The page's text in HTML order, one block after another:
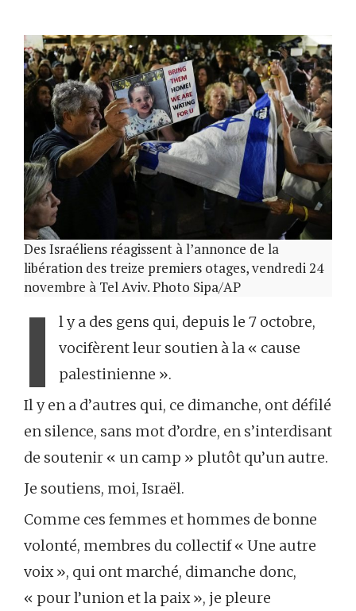
Des Israéliens réagissent à l’annonce de la
libération des treize premiers otages, vendredi 24
novembre à Tel Aviv. Photo Sipa/AP
I
l y a des gens qui, depuis le 7 octobre,
vocifèrent leur soutien à la « cause
palestinienne ».
Il y en a d’autres qui, ce dimanche, ont défilé
en silence, sans mot d’ordre, en s’interdisant
de soutenir « un camp » plutôt qu’un autre.
Je soutiens, moi, Israël.
Comme ces femmes et hommes de bonne
volonté, membres du collectif « Une autre
voix », qui ont marché, dimanche donc,
« pour l’union et la paix », je pleure